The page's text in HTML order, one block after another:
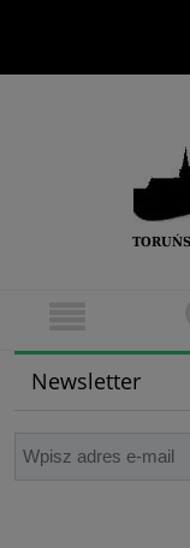
Newsletter